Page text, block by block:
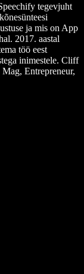
tegevjuht
ja mis on App
2017. aastal
töö eest
inimestele. Cliff
Entrepreneur,